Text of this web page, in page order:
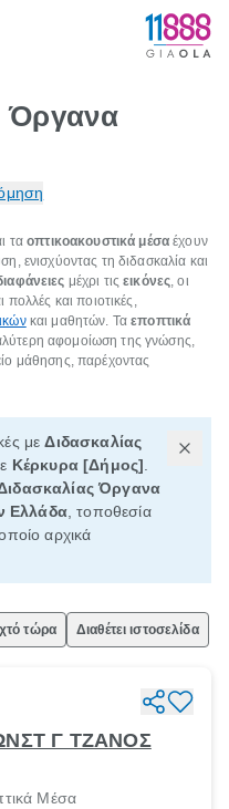
Όργανα
ταοπτικοακουστικά μέσα έχουν
ενισχύοντας τη διδασκαλία και
μέχρι τιςεικόνες, οι
πολλές και ποιοτικές,
και μαθητών. Ταεποπτικά
αφομοίωση της γνώσης,
μάθησης, παρέχοντας
μεΔιδασκαλίας
Κέρκυρα [Δήμος]
Όργανα
Ελλάδα, τοποθεσία
αρχικά
τώρα Διαθέτει ιστοσελίδα
Γ ΤΖΑΝΟΣ
Μέσα